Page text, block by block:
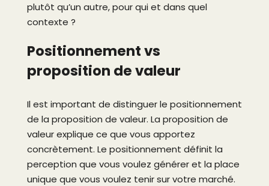
plutôt qu’un autre, pour qui et dans quel
contexte ?
Positionnement vs
proposition de valeur
Il est important de distinguer le positionnement
de la proposition de valeur. La proposition de
valeur explique ce que vous apportez
concrètement. Le positionnement définit la
perception que vous voulez générer et la place
unique que vous voulez tenir sur votre marché.